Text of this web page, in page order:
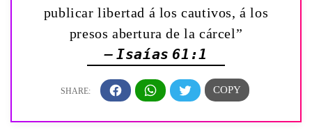
publicar libertad á los cautivos, á los
presos abertura de la cárcel”
— Isaías 61:1